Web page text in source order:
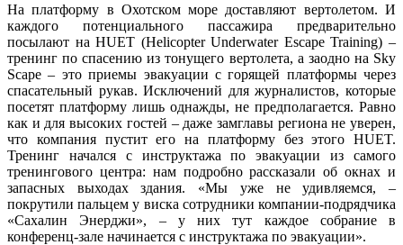
На платформу в Охотском море доставляют вертолетом. И
каждого потенциального пассажира предварительно
посылают на HUET (Helicopter Underwater Escape Training) –
тренинг по спасению из тонущего вертолета, а заодно на Sky
Scape – это приемы эвакуации с горящей платформы через
спасательный рукав. Исключений для журналистов, которые
посетят платформу лишь однажды, не предполагается. Равно
как и для высоких гостей – даже замглавы региона не уверен,
что компания пустит его на платформу без этого HUET.
Тренинг начался с инструктажа по эвакуации из самого
тренингового центра: нам подробно рассказали об окнах и
запасных выходах здания. «Мы уже не удивляемся, –
покрутили пальцем у виска сотрудники компании-подрядчика
«Сахалин Энерджи», – у них тут каждое собрание в
конференц-зале начинается с инструктажа по эвакуации».